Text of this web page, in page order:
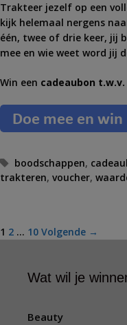
Trakteer jezelf op een
kijk helemaal nergens
één, twee of drie keer, jij
mee en wie weet word jij
Win een cadeaubon t.w.v.
T
a
boodschappen,
trakteren, voucher,
B
1 2 … 10 Volgende →
Wat wil je
Beauty